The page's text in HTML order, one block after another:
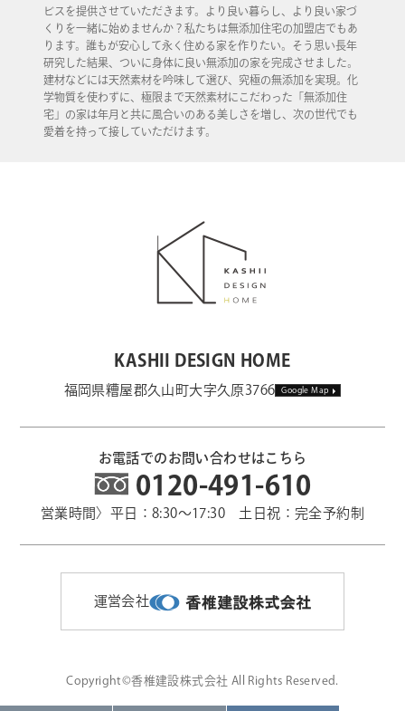
ビスを提供させていただきます。より良い暮らし、より良い家づ
くりを一緒に始めませんか？私たちは無添加住宅の加盟店でもあ
ります。誰もが安心して永く住める家を作りたい。そう思い長年
研究した結果、ついに身体に良い無添加の家を完成させました。
建材などには天然素材を吟味して選び、究極の無添加を実現。化
学物質を使わずに、極限まで天然素材にこだわった「無添加住
宅」の家は年月と共に風合いのある美しさを増し、次の世代でも
愛着を持って接していただけます。
KASHII DESIGN HOME
福岡県糟屋郡久山町大字久原3766 Google Map
お電話でのお問い合わせはこちら
0120-491-610
営業時間〉平日：8:30～17:30 土日祝：完全予約制
運営会社
Copyright©香椎建設株式会社 All Rights Reserved.